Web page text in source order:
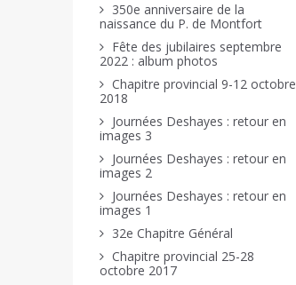
350e anniversaire de la
naissance du P. de Montfort
Fête des jubilaires septembre
2022 : album photos
Chapitre provincial 9-12 octobre
2018
Journées Deshayes : retour en
images 3
Journées Deshayes : retour en
images 2
Journées Deshayes : retour en
images 1
32e Chapitre Général
Chapitre provincial 25-28
octobre 2017